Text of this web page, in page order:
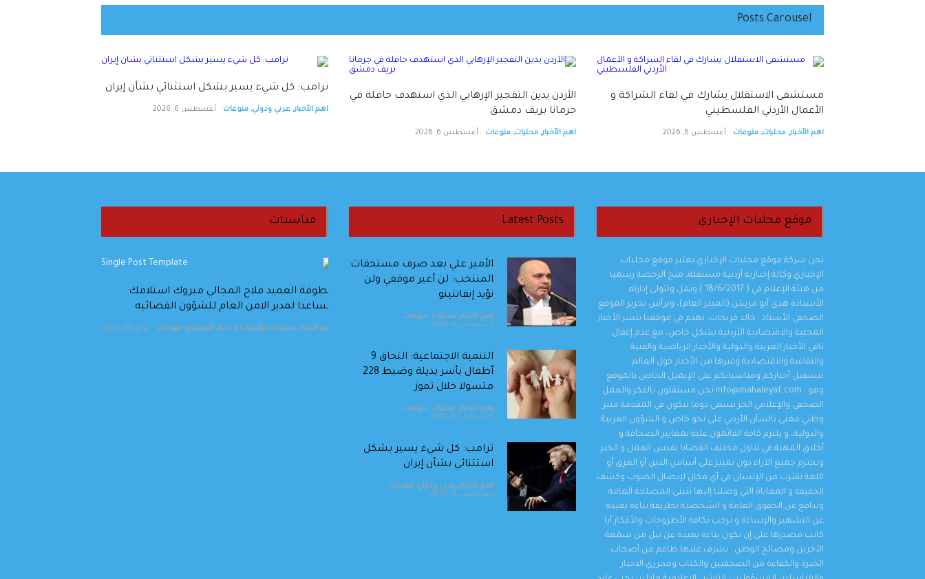
Posts Carousel
ترامب: كل شيء يسير بشكل استثنائي بشأن إيران
اهم الأخبار, عربي ودولي, منوعات أغسطس 6, 2026
الأردن يدين التفجير الإرهابي الذي استهدف حافلة في
جرمانا بريف دمشق
اهم الأخبار, محليات, منوعات أغسطس 6, 2026
‏مستشفى الاستقلال يشارك في لقاء الشراكة و
الأعمال الأردني الفلسطيني
اهم الأخبار, محليات, منوعات أغسطس 6, 2026
موقع محليات الإخباري
نحن شركة موقع محليات الإخباري يعتبر موقع محليات
الإخباري وكالة إخبارية أردنية مستقلة، منح الرخصة رسميا
من هيئة الإعلام في ( 18/6/2017 ) ويمل وتتولى إدارته
الأستاذة هدى أبو مريش (المدير العام)، ويرأس تحرير الموقع
الصحفي الأستاذ : خالد فريحات. نهتم في موقعنا بنشر الأخبار
المحلية والاقتصادية الأردنية بشكل خاص، مع عدم إغفال
باقي الأخبار العربية والدولية والأخبار الرياضية والفنية
والثقافية والاقتصادية وغيرها من الأخبار حول العالم .
نستقبل أخباركم ومناسباتكم على الإيميل الخاص بالموقع
وهو : info@mahaleyat.com نحن مستقلون بالفكر والعمل
الصحفي والإعلامي الحر نسعى دوما لنكون في المقدمة منبر
وطني معنى بالشأن الأردني على نحو خاص و الشؤون العربية
والدولية، و يلتزم كافة القائمون عليه بمعايير الصحافة و
أخلاق المهنة في تناول مختلف القضايا نقدس العمل و الخبر
ونحترم جميع الآراء دون تمييز على أساس الدين أو العرق أو
اللغة نقترب من الإنسان في أي مكان لإيصال الصوت وكشف
الحقيقة و المعاناة التي وصلنا إليها نتبنى المصلحة العامة
وندافع عن الحقوق العامة و الشخصية بطريقة بناءة بعيدة
عن التشهير والإساءة و نرحب بكافة الأطروحات والأفكار أيا
كانت مصدرها على إن تكون بناءة بعيدة عن نيل من سمعة
الآخرين ومصالح الوطن . يشرف عليها طاقم من أصحاب
الخبرة والكفاءة من الصحفيين والكتاب ومحرري الاخبار
Latest Posts
الأمير علي بعد صرف مستحقات
المنتخب: لن أغير موقفي ولن
نؤيد إنفانتينو
اهم الأخبار, محليات, منوعات
أغسطس 6, 2026
‏التنمية الاجتماعية: التحاق 9
أطفال بأسر بديلة وضبط 228
متسولا خلال تموز
اهم الأخبار, محليات, منوعات
أغسطس 6, 2026
ترامب: كل شيء يسير بشكل
استثنائي بشأن إيران
اهم الأخبار, عربي ودولي, منوعات
أغسطس 6, 2026
مناسبات
عطوفة العميد فلاح المجالي مبروك استلامك
مساعدا لمدير الامن العام للشؤون القضائيه
اهم الأخبار, محليات, مناسبات و أخبار المجتمع, منوعات يوليو 28, 2026
أ. د. اخليف الطراونة : مبارك يا مهندس سيف…
وبين غربتين أربعون عامًا من الحلم
اهم الأخبار,مناسبات و أخبار المجتمع,منوعات, مواقف واراء
الصحفي محمد غنام يهنئ ويبارك للاستاذ الدكتور
اخليف الطراونة بتخرج قرة عينه المهندس سيف
محليات , مناسبات و أخبار المجتمع منوعات أغسطس 1, 2026